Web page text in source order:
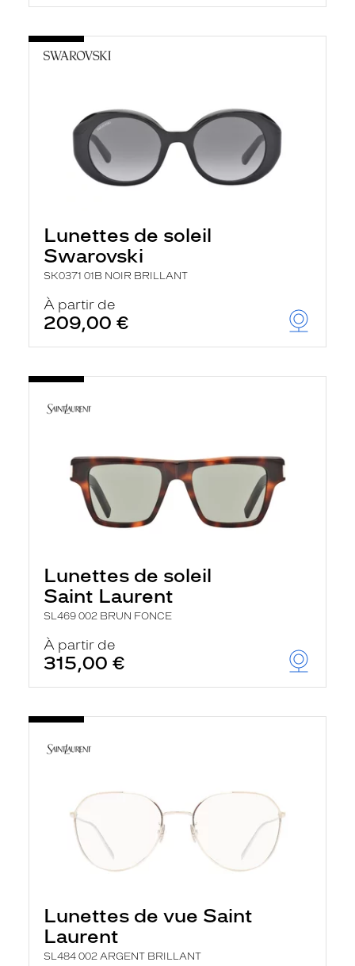
Lunettes de soleil
Swarovski
SK0371 01B NOIR BRILLANT
À partir de
209,00 €
Lunettes de soleil
Saint Laurent
SL469 002 BRUN FONCE
À partir de
315,00 €
Lunettes de vue Saint
Laurent
SL484 002 ARGENT BRILLANT